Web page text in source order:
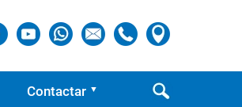
Contactar